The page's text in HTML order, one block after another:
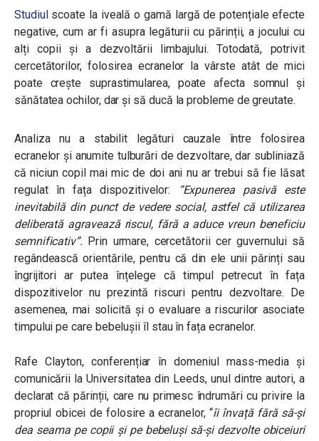
Studiulscoate la iveală o gamă largă de potențiale efecte
negative, cum ar fi asupra legăturii cu părinții, a jocului cu
alți copii și a dezvoltării limbajului. Totodată, potrivit
cercetătorilor, folosirea ecranelor la vârste atât de mici
poate crește suprastimularea, poate afecta somnul și
sănătatea ochilor, dar și să ducă la probleme de greutate.
Analiza nu a stabilit legături cauzale între folosirea
ecranelor și anumite tulburări de dezvoltare, dar subliniază
că niciun copil mai mic de doi ani nu ar trebui să fie lăsat
regulat în fața dispozitivelor:
“Expunerea pasivă este
inevitabilă din punct de vedere social, astfel că utilizarea
deliberată agravează riscul, fără a aduce vreun beneficiu
semnificativ”. Prin urmare, cercetătorii cer guvernului să
regândească orientările, pentru că din ele unii părinți sau
îngrijitori ar putea înțelege că timpul petrecut în fața
dispozitivelor nu prezintă riscuri pentru dezvoltare. De
asemenea, mai solicită și o evaluare a riscurilor asociate
timpului pe care bebelușii îl stau în fața ecranelor.
Rafe Clayton, conferențiar în domeniul mass-media și
comunicării la Universitatea din Leeds, unul dintre autori, a
declarat că părinții, care nu primesc îndrumări cu privire la
propriul obicei de folosire a ecranelor, “îi învață fără să-și
dea seama pe copii și pe bebeluși să-și dezvolte obiceiuri